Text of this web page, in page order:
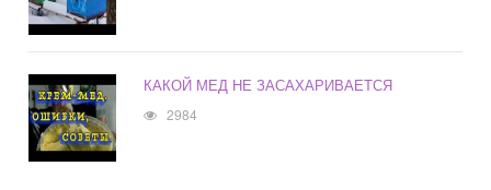
КАКОЙ МЕД НЕ ЗАСАХАРИВАЕТСЯ
2984